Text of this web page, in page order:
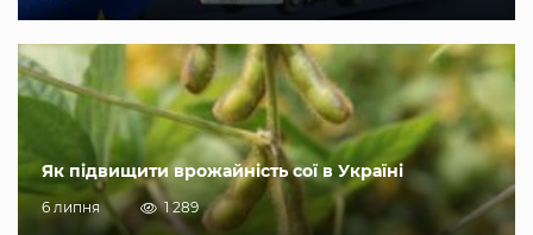
Як підвищити врожайність сої в Україні
6 липня 1 289